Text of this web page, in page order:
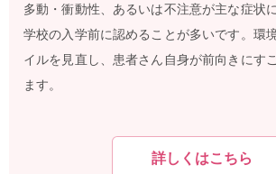
多動・衝動性、あるいは不注意が主な症状
学校の入学前に認めることが多いです。環
イルを見直し、患者さん自身が前向きにす
ます。
詳しくはこちら